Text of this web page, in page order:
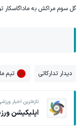
گل سوم مراکش به ماداگاسکار
دیدار تدارکاتی تیم
تازه‌ترین اخبار
اپلیکیشن